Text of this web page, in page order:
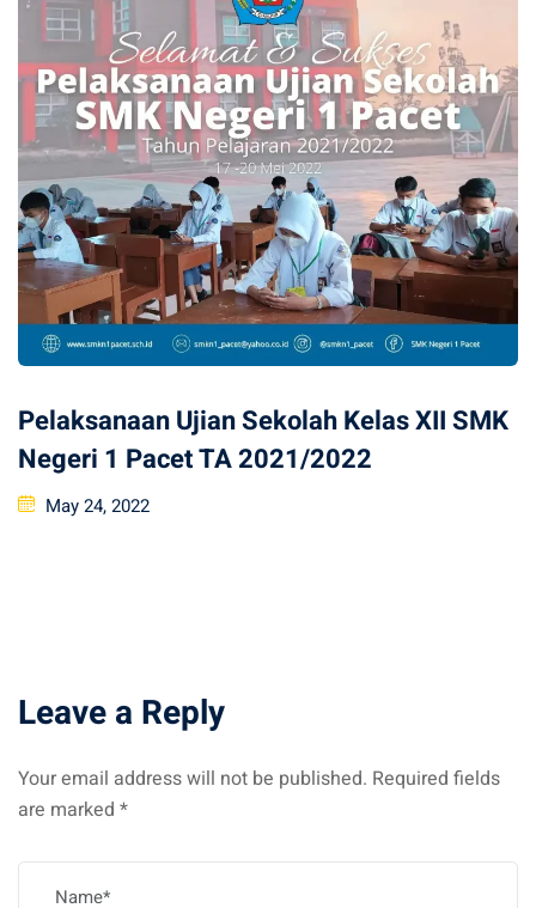
Pelaksanaan Ujian Sekolah Kelas XII SMK
Negeri 1 Pacet TA 2021/2022
Posted
May 24, 2022
Leave a Reply
Your email address will not be published. Required fields
are marked *